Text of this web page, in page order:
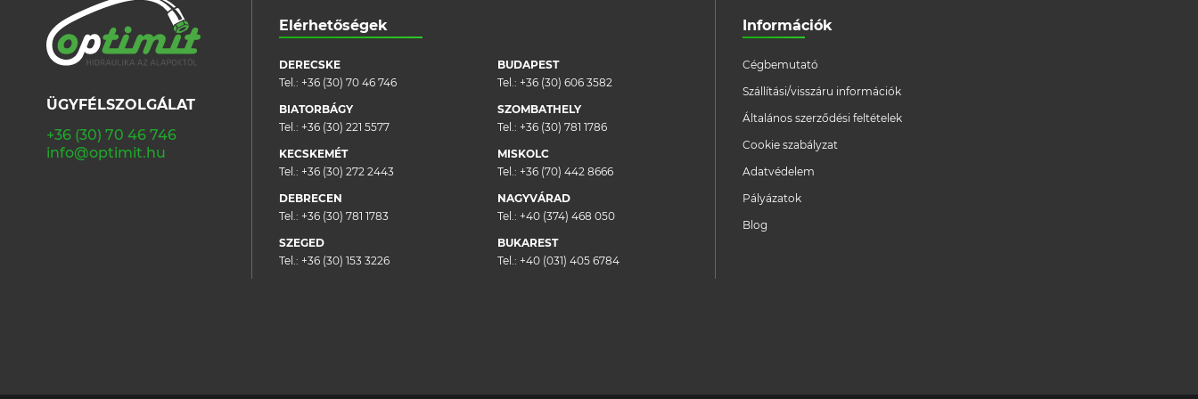
ÜGYFÉLSZOLGÁLAT
+36 (30) 70 46 746
info@optimit.hu
Elérhetőségek
DERECSKE
Tel.: +36 (30) 70 46 746
BIATORBÁGY
Tel.: +36 (30) 221 5577
KECSKEMÉT
Tel.: +36 (30) 272 2443
DEBRECEN
Tel.: +36 (30) 781 1783
SZEGED
Tel.: +36 (30) 153 3226
BUDAPEST
Tel.: +36 (30) 606 3582
SZOMBATHELY
Tel.: +36 (30) 781 1786
MISKOLC
Tel.: +36 (70) 442 8666
NAGYVÁRAD
Tel.: +40 (374) 468 050
BUKAREST
Tel.: +40 (031) 405 6784
Információk
Cégbemutató
Szállítási/visszáru információk
Általános szerződési feltételek
Cookie szabályzat
Adatvédelem
Pályázatok
Blog